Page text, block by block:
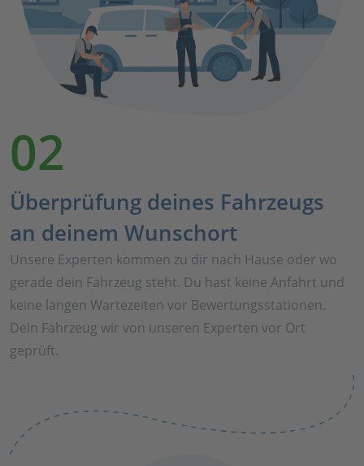
02
Überprüfung deines Fahrzeugs
an deinem Wunschort
Unsere Experten kommen zu dir nach Hause oder wo
gerade dein Fahrzeug steht. Du hast keine Anfahrt und
keine langen Wartezeiten vor Bewertungsstationen.
Dein Fahrzeug wir von unseren Experten vor Ort
geprüft.